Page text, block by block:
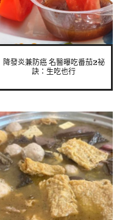
降發炎兼防癌 名醫曝吃番茄2祕
訣：生吃也行